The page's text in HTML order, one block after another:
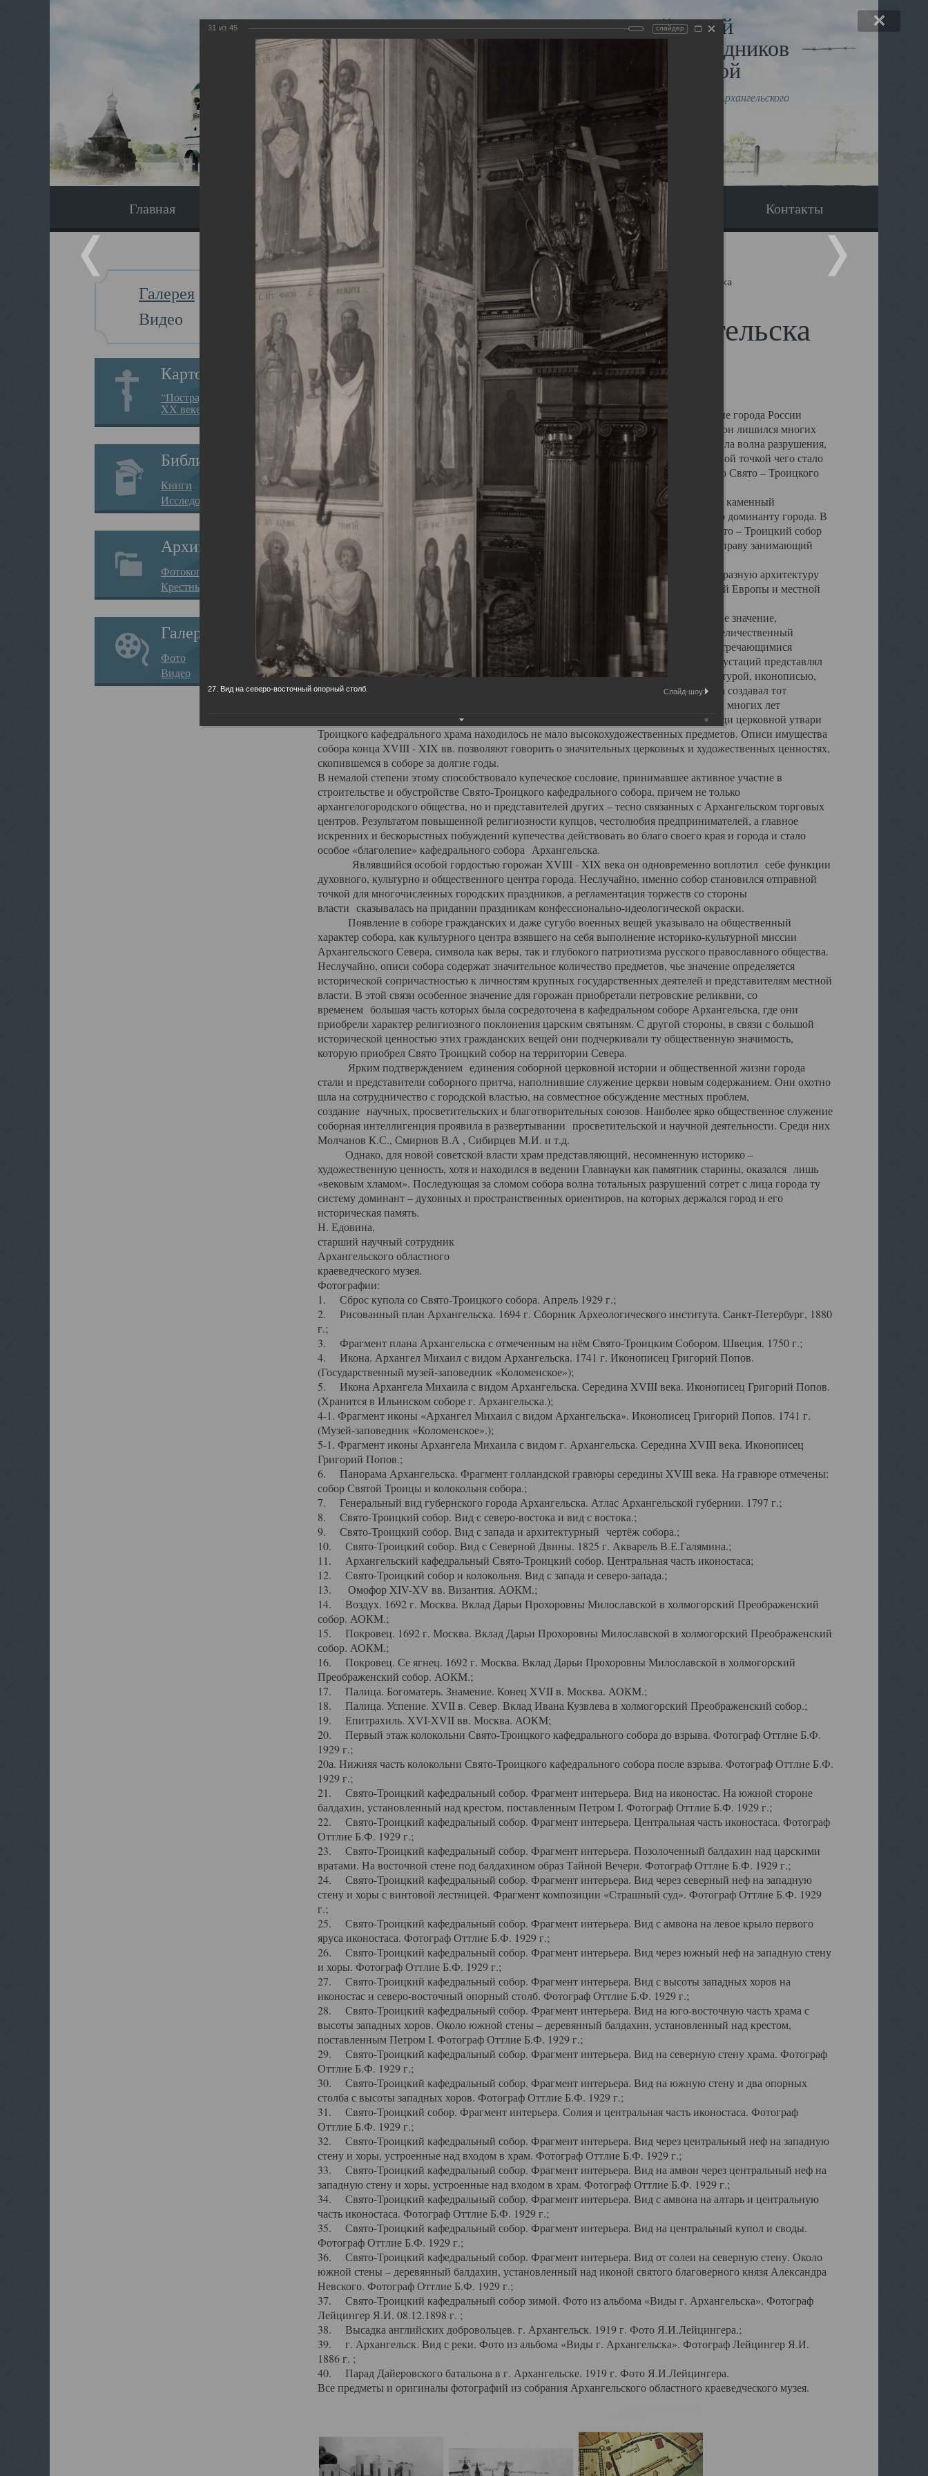
Виртуальный музей
Новомучеников и исповедников
Земли Архангельской
Сайт создан по благословлению митрополита Архангельского
и Холмогорского Даниила
Главная Наследники Галерея Вопрос-ответ Контакты
Галерея
Видео
Картотека
“Пострадавшие за веру в
XX веке на Севере”
Библиотека
Книги
Исследования
Архив
Фотокопии дел
Крестные ходы
Галерея
Фото
Видео
Главная Галерея Храмы-мученики Архангельска Свято-Троицкий собор Архангельска
Свято-Троицкий собор Архангельска
Свято-Троицкий собор Архангельска
23.12.2015
Сегодня мы можем говорить, что Архангельск в большей мере, чем другие губернские города России
пострадал от целенаправленных систематических разрушений, в результате которых он лишился многих
выдающихся памятников архитектуры. Больше всего по старому Архангельску ударила волна разрушения,
вызванная борьбой с религией, набравшая особую силу в конце 20 –х годов. Отправной точкой чего стало
разрушение православного центра архангельской губернии - ансамбля кафедрального Свято – Троицкого
собора Архангельска.
Возникнув в начале XVIII века в центре Архангельска, величественный каменный
двухэтажный Троицкий собор, сразу превратился в зрительную и градостроительную доминанту города. В
XVIII веке по масштабам ему не было равных на Севере. Вплоть до разрушения Свято – Троицкий собор
оставался самым высоким и значительным из городских строений Архангельска, по праву занимающий
второе место, после гостиных дворов, в градостроительной картине Архангельска.
Один из самых больших и светлых соборов России воплотил в себе яркую и своеобразную архитектуру
портового города с отраженными в ней архитектурными течениями России, Западной Европы и местной
архангелогородской школы церковного зодчества.
Масштабность, благолепие и богатство собора, вполне оправдывали его кафедральное значение,
заслуженно выделяя из многочисленных культовых построек города. Обширный и величественный
иконостас украшенный колоннами ионического стиля, с единственными нигде не встречающимися
царскими вратами, изящным фронтоном и множеством резных, символических инкрустаций представлял
собой поистине художественную ценность. В совокупности же с живописью, скульптурой, иконописью,
шитьем, многочисленными предметами церковной утвари интерьер Троицкого храма создавал тот
неповторимый красочный ансамбль декоративного убранства собора, на протяжении многих лет
поражающий воображение своих посетителей. В соборной ризнице, библиотеке, среди церковной утвари
Троицкого кафедрального храма находилось не мало высокохудожественных предметов. Описи имущества
собора конца XVIII - XIX вв. позволяют говорить о значительных церковных и художественных ценностях,
скопившемся в соборе за долгие годы.
В немалой степени этому способствовало купеческое сословие, принимавшее активное участие в
строительстве и обустройстве Свято-Троицкого кафедрального собора, причем не только
архангелогородского общества, но и представителей других – тесно связанных с Архангельском торговых
центров. Результатом повышенной религиозности купцов, честолюбия предпринимателей, а главное
искренних и бескорыстных побуждений купечества действовать во благо своего края и города и стало
особое «благолепие» кафедрального собора Архангельска.
Являвшийся особой гордостью горожан XVIII - XIX века он одновременно воплотил себе функции
духовного, культурно и общественного центра города. Неслучайно, именно собор становился отправной
точкой для многочисленных городских праздников, а регламентация торжеств со стороны
власти сказывалась на придании праздникам конфессионально-идеологической окраски.
Появление в соборе гражданских и даже сугубо военных вещей указывало на общественный
характер собора, как культурного центра взявшего на себя выполнение историко-культурной миссии
Архангельского Севера, символа как веры, так и глубокого патриотизма русского православного общества.
Неслучайно, описи собора содержат значительное количество предметов, чье значение определяется
исторической сопричастностью к личностям крупных государственных деятелей и представителям местной
власти. В этой связи особенное значение для горожан приобретали петровские реликвии, со
временем большая часть которых была сосредоточена в кафедральном соборе Архангельска, где они
приобрели характер религиозного поклонения царским святыням. С другой стороны, в связи с большой
исторической ценностью этих гражданских вещей они подчеркивали ту общественную значимость,
которую приобрел Свято Троицкий собор на территории Севера.
Ярким подтверждением единения соборной церковной истории и общественной жизни города
стали и представители соборного притча, наполнившие служение церкви новым содержанием. Они охотно
шла на сотрудничество с городской властью, на совместное обсуждение местных проблем,
создание научных, просветительских и благотворительных союзов. Наиболее ярко общественное служение
соборная интеллигенция проявила в развертывании просветительской и научной деятельности. Среди них
Молчанов К.С., Смирнов В.А , Сибирцев М.И. и т.д.
Однако, для новой советской власти храм представляющий, несомненную историко –
художественную ценность, хотя и находился в ведении Главнауки как памятник старины, оказался лишь
«вековым хламом». Последующая за сломом собора волна тотальных разрушений сотрет с лица города ту
систему доминант – духовных и пространственных ориентиров, на которых держался город и его
историческая память.
Н. Едовина,
старший научный сотрудник
Архангельского областного
краеведческого музея.
Фотографии:
1. Сброс купола со Свято-Троицкого собора. Апрель 1929 г.;
2. Рисованный план Архангельска. 1694 г. Сборник Археологического института. Санкт-Петербург, 1880
г.;
3. Фрагмент плана Архангельска с отмеченным на нём Свято-Троицким Собором. Швеция. 1750 г.;
4. Икона. Архангел Михаил с видом Архангельска. 1741 г. Иконописец Григорий Попов.
(Государственный музей-заповедник «Коломенское»);
5. Икона Архангела Михаила с видом Архангельска. Середина XVIII века. Иконописец Григорий Попов.
(Хранится в Ильинском соборе г. Архангельска.);
4-1. Фрагмент иконы «Архангел Михаил с видом Архангельска». Иконописец Григорий Попов. 1741 г.
(Музей-заповедник «Коломенское».);
5-1. Фрагмент иконы Архангела Михаила с видом г. Архангельска. Середина XVIII века. Иконописец
Григорий Попов.;
6. Панорама Архангельска. Фрагмент голландской гравюры середины XVIII века. На гравюре отмечены:
собор Святой Троицы и колокольня собора.;
7. Генеральный вид губернского города Архангельска. Атлас Архангельской губернии. 1797 г.;
8. Свято-Троицкий собор. Вид с северо-востока и вид с востока.;
9. Свято-Троицкий собор. Вид с запада и архитектурный чертёж собора.;
10. Свято-Троицкий собор. Вид с Северной Двины. 1825 г. Акварель В.Е.Галямина.;
11. Архангельский кафедральный Свято-Троицкий собор. Центральная часть иконостаса;
12. Свято-Троицкий собор и колокольня. Вид с запада и северо-запада.;
13. Омофор XIV-XV вв. Византия. АОКМ.;
14. Воздух. 1692 г. Москва. Вклад Дарьи Прохоровны Милославской в холмогорский Преображенский
собор. АОКМ.;
15. Покровец. 1692 г. Москва. Вклад Дарьи Прохоровны Милославской в холмогорский Преображенский
собор. АОКМ.;
16. Покровец. Се ягнец. 1692 г. Москва. Вклад Дарьи Прохоровны Милославской в холмогорский
Преображенский собор. АОКМ.;
17. Палица. Богоматерь. Знамение. Конец XVII в. Москва. АОКМ.;
18. Палица. Успение. XVII в. Север. Вклад Ивана Кузвлева в холмогорский Преображенский собор.;
19. Епитрахиль. XVI-XVII вв. Москва. АОКМ;
20. Первый этаж колокольни Свято-Троицкого кафедрального собора до взрыва. Фотограф Оттлие Б.Ф.
1929 г.;
20а. Нижняя часть колокольни Свято-Троицкого кафедрального собора после взрыва. Фотограф Оттлие Б.Ф.
1929 г.;
21. Свято-Троицкий кафедральный собор. Фрагмент интерьера. Вид на иконостас. На южной стороне
балдахин, установленный над крестом, поставленным Петром I. Фотограф Оттлие Б.Ф. 1929 г.;
22. Свято-Троицкий кафедральный собор. Фрагмент интерьера. Центральная часть иконостаса. Фотограф
Оттлие Б.Ф. 1929 г.;
23. Свято-Троицкий кафедральный собор. Фрагмент интерьера. Позолоченный балдахин над царскими
вратами. На восточной стене под балдахином образ Тайной Вечери. Фотограф Оттлие Б.Ф. 1929 г.;
24. Свято-Троицкий кафедральный собор. Фрагмент интерьера. Вид через северный неф на западную
стену и хоры с винтовой лестницей. Фрагмент композиции «Страшный суд». Фотограф Оттлие Б.Ф. 1929
г.;
25. Свято-Троицкий кафедральный собор. Фрагмент интерьера. Вид с амвона на левое крыло первого
яруса иконостаса. Фотограф Оттлие Б.Ф. 1929 г.;
26. Свято-Троицкий кафедральный собор. Фрагмент интерьера. Вид через южный неф на западную стену
и хоры. Фотограф Оттлие Б.Ф. 1929 г.;
27. Свято-Троицкий кафедральный собор. Фрагмент интерьера. Вид с высоты западных хоров на
иконостас и северо-восточный опорный столб. Фотограф Оттлие Б.Ф. 1929 г.;
28. Свято-Троицкий кафедральный собор. Фрагмент интерьера. Вид на юго-восточную часть храма с
высоты западных хоров. Около южной стены – деревянный балдахин, установленный над крестом,
поставленным Петром I. Фотограф Оттлие Б.Ф. 1929 г.;
29. Свято-Троицкий кафедральный собор. Фрагмент интерьера. Вид на северную стену храма. Фотограф
Оттлие Б.Ф. 1929 г.;
30. Свято-Троицкий кафедральный собор. Фрагмент интерьера. Вид на южную стену и два опорных
столба с высоты западных хоров. Фотограф Оттлие Б.Ф. 1929 г.;
31. Свято-Троицкий собор. Фрагмент интерьера. Солия и центральная часть иконостаса. Фотограф
Оттлие Б.Ф. 1929 г.;
32. Свято-Троицкий кафедральный собор. Фрагмент интерьера. Вид через центральный неф на западную
стену и хоры, устроенные над входом в храм. Фотограф Оттлие Б.Ф. 1929 г.;
33. Свято-Троицкий кафедральный собор. Фрагмент интерьера. Вид на амвон через центральный неф на
западную стену и хоры, устроенные над входом в храм. Фотограф Оттлие Б.Ф. 1929 г.;
34. Свято-Троицкий кафедральный собор. Фрагмент интерьера. Вид с амвона на алтарь и центральную
часть иконостаса. Фотограф Оттлие Б.Ф. 1929 г.;
35. Свято-Троицкий кафедральный собор. Фрагмент интерьера. Вид на центральный купол и своды.
Фотограф Оттлие Б.Ф. 1929 г.;
36. Свято-Троицкий кафедральный собор. Фрагмент интерьера. Вид от солеи на северную стену. Около
южной стены – деревянный балдахин, установленный над иконой святого благоверного князя Александра
Невского. Фотограф Оттлие Б.Ф. 1929 г.;
37. Свято-Троицкий кафедральный собор зимой. Фото из альбома «Виды г. Архангельска». Фотограф
Лейцингер Я.И. 08.12.1898 г. ;
38. Высадка английских добровольцев. г. Архангельск. 1919 г. Фото Я.И.Лейцингера.;
39. г. Архангельск. Вид с реки. Фото из альбома «Виды г. Архангельска». Фотограф Лейцингер Я.И.
1886 г. ;
40. Парад Дайеровского батальона в г. Архангельске. 1919 г. Фото Я.И.Лейцингера.
Все предметы и оригиналы фотографий из собрания Архангельского областного краеведческого музея.
31 из 45 слайдер
27. Вид на северо-восточный опорный столб. Слайд-шоу: